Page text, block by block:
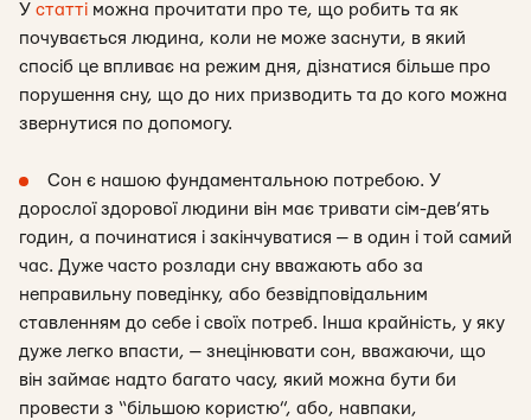
У статті можна прочитати про те, що робить та як
почувається людина, коли не може заснути, в який
спосіб це впливає на режим дня, дізнатися більше про
порушення сну, що до них призводить та до кого можна
звернутися по допомогу.
Сон є нашою фундаментальною потребою. У
дорослої здорової людини він має тривати сім-дев’ять
годин, а починатися і закінчуватися — в один і той самий
час. Дуже часто розлади сну вважають або за
неправильну поведінку, або безвідповідальним
ставленням до себе і своїх потреб. Інша крайність, у яку
дуже легко впасти, — знецінювати сон, вважаючи, що
він займає надто багато часу, який можна бути би
провести з “більшою користю”, або, навпаки,